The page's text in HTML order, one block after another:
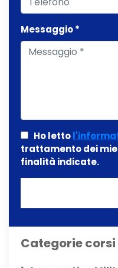
Messaggio *
Ho letto
trattamento dei
finalità indicate.
Categorie corsi